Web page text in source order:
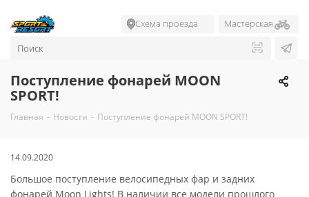
Схема проезда Мастерская
Поступление фонарей MOON
SPORT!
Главная - Новости - Поступление фонарей MOON SPORT!
14.09.2020
Большое поступление велосипедных фар и задних
фонарей Moon Lights! В наличии все модели прошлого